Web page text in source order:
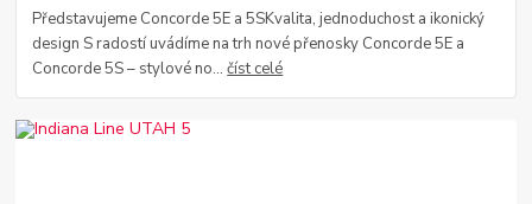
Představujeme Concorde 5E a 5SKvalita, jednoduchost a ikonický
design S radostí uvádíme na trh nové přenosky Concorde 5E a
Concorde 5S – stylové no...číst celé